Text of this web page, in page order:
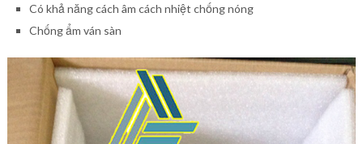
Có khả năng cách âm cách nhiệt chống nóng
Chống ẩm ván sàn